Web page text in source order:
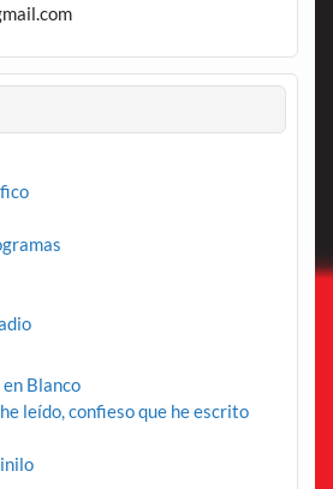
Blanco
leído, confieso que he escrito